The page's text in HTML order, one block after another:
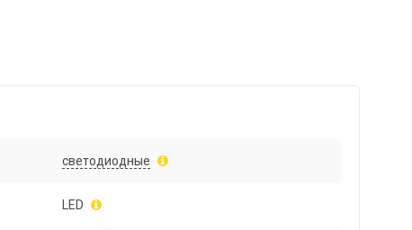
светодиодные
LED